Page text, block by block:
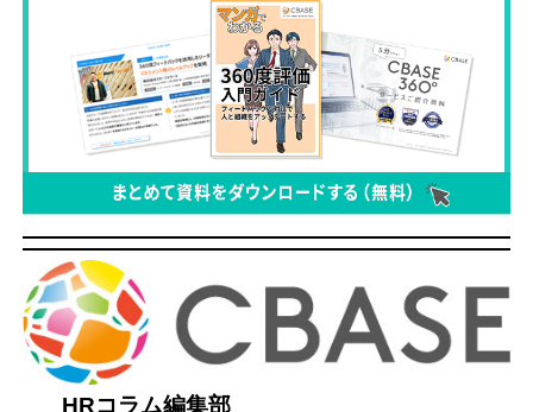
HRコラム編集部